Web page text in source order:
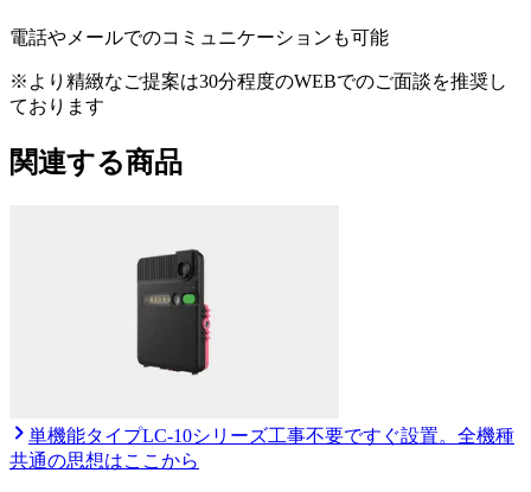
電話やメールでのコミュニケーションも可能
※より精緻なご提案は30分程度のWEBでのご面談を推奨し
ております
関連する商品
単機能タイプLC-10シリーズ工事不要ですぐ設置。全機種
共通の思想はここから